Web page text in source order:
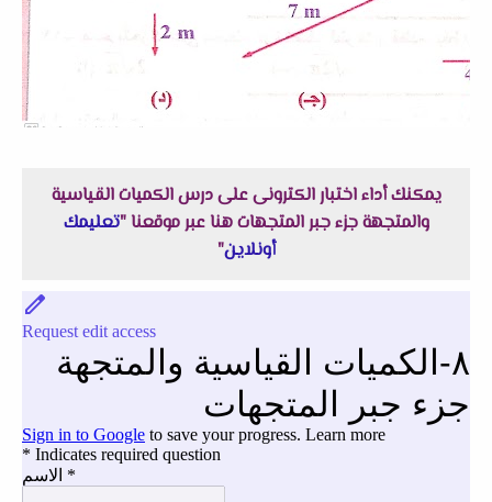
يمكنك أداء اختبار الكترونى على درس الكميات القياسية
والمتجهة جزء جبر المتجهات هنا عبر موقعنا "تعليمك
أونلاين"